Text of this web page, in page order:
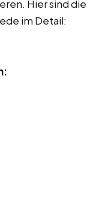
Hier sind die
im Detail: